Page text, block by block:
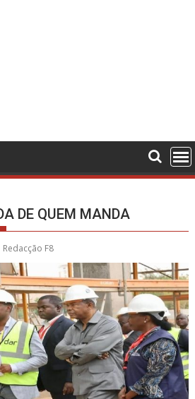
DE QUEM MANDA
Redacção F8